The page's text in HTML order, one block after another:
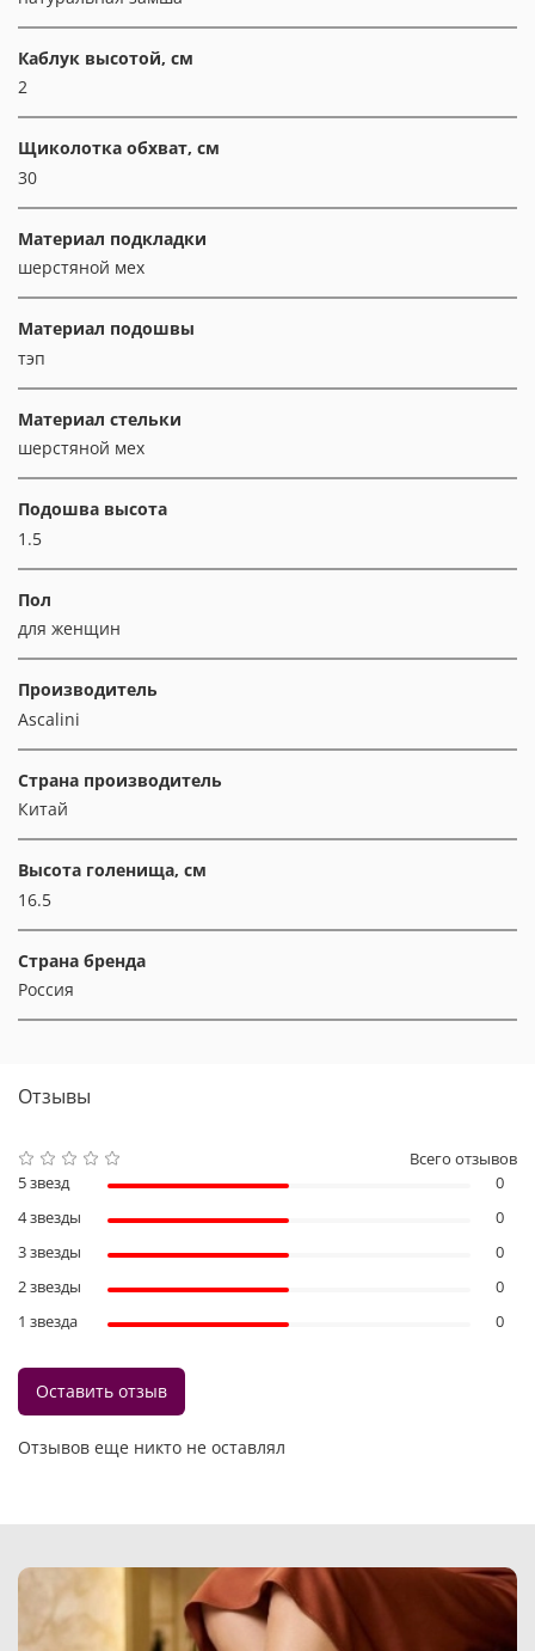
Каблук высотой, см
2
Щиколотка обхват, см
30
Материал подкладки
шерстяной мех
Материал подошвы
тэп
Материал стельки
шерстяной мех
Подошва высота
1.5
Пол
для женщин
Производитель
Ascalini
Страна производитель
Китай
Высота голенища, см
16.5
Страна бренда
Россия
Отзывы
Отзывов еще никто не оставлял
Всего отзывов
5 звезд
0
4 звезды
0
3 звезды
0
2 звезды
0
1 звезда
0
Оставить отзыв